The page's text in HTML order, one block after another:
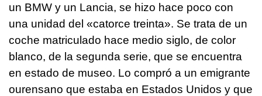
un BMW y un Lancia, se hizo hace poco con
una unidad del «catorce treinta». Se trata de un
coche matriculado hace medio siglo, de color
blanco, de la segunda serie, que se encuentra
en estado de museo. Lo compró a un emigrante
ourensano que estaba en Estados Unidos y que